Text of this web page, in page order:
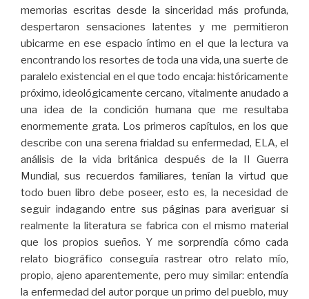
memorias escritas desde la sinceridad más profunda,
despertaron sensaciones latentes y me permitieron
ubicarme en ese espacio íntimo en el que la lectura va
encontrando los resortes de toda una vida, una suerte de
paralelo existencial en el que todo encaja: históricamente
próximo, ideológicamente cercano, vitalmente anudado a
una idea de la condición humana que me resultaba
enormemente grata. Los primeros capítulos, en los que
describe con una serena frialdad su enfermedad, ELA, el
análisis de la vida británica después de la II Guerra
Mundial, sus recuerdos familiares, tenían la virtud que
todo buen libro debe poseer, esto es, la necesidad de
seguir indagando entre sus páginas para averiguar si
realmente la literatura se fabrica con el mismo material
que los propios sueños. Y me sorprendía cómo cada
relato biográfico conseguía rastrear otro relato mío,
propio, ajeno aparentemente, pero muy similar: entendía
la enfermedad del autor porque un primo del pueblo, muy